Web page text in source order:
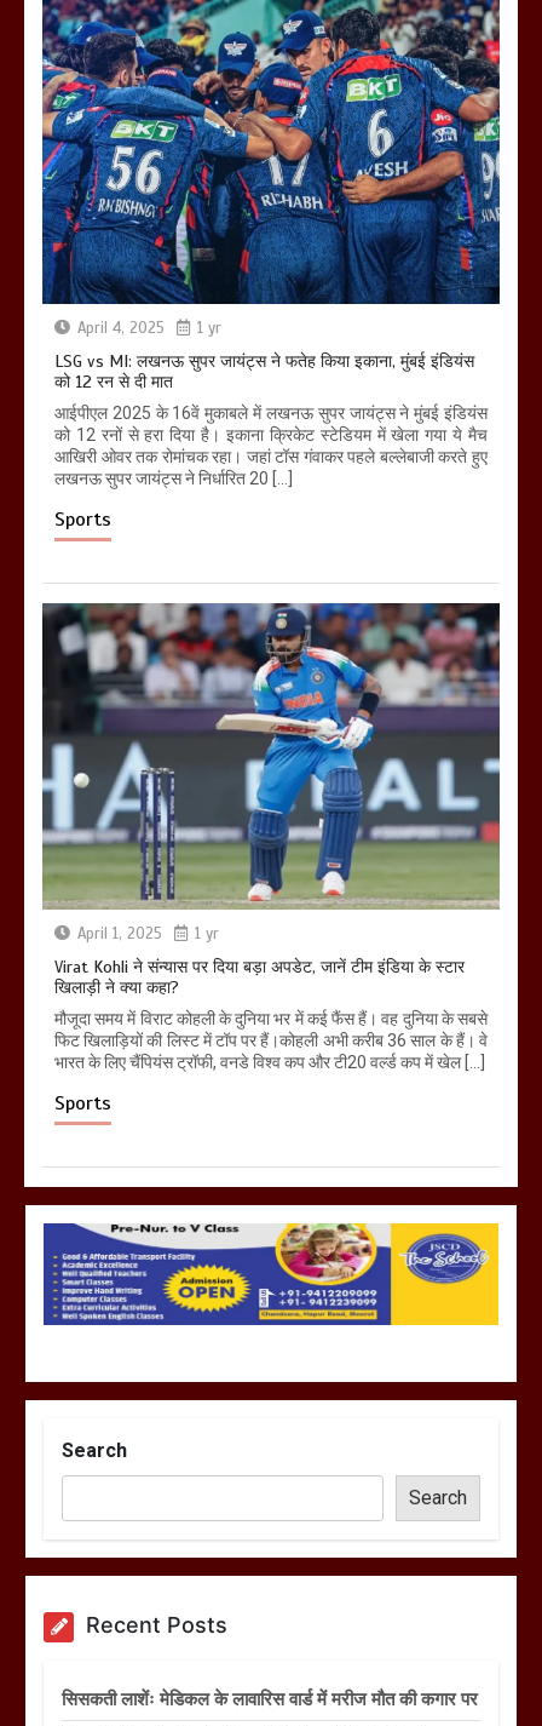
April 4, 2025 1 yr
LSG vs MI: लखनऊ सुपर जायंट्स ने फतेह किया इकाना, मुंबई इंडियंस
को 12 रन से दी मात
आईपीएल 2025 के 16वें मुकाबले में लखनऊ सुपर जायंट्स ने मुंबई इंडियंस
को 12 रनों से हरा दिया है। इकाना क्रिकेट स्टेडियम में खेला गया ये मैच
आखिरी ओवर तक रोमांचक रहा। जहां टॉस गंवाकर पहले बल्लेबाजी करते हुए
लखनऊ सुपर जायंट्स ने निर्धारित 20 […]
Sports
April 1, 2025 1 yr
Virat Kohli ने संन्यास पर दिया बड़ा अपडेट, जानें टीम इंडिया के स्टार
खिलाड़ी ने क्या कहा?
मौजूदा समय में विराट कोहली के दुनिया भर में कई फैंस हैं। वह दुनिया के सबसे
फिट खिलाड़ियों की लिस्ट में टॉप पर हैं।कोहली अभी करीब 36 साल के हैं। वे
भारत के लिए चैंपियंस ट्रॉफी, वनडे विश्व कप और टी20 वर्ल्ड कप में खेल […]
Sports
Search
Search
Recent Posts
सिसकती लाशेंः मेडिकल के लावारिस वार्ड में मरीज मौत की कगार पर